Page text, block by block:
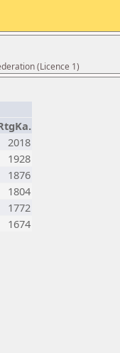
(Licence 1)
2018
1928
1876
1804
1772
1674